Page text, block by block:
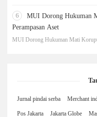
6
MUI Dorong Hukuman
Perampasan Aset
MUI Dorong Hukuman Mati
Jurnal pindai serba Merchant
Pos Jakarta Jakarta Globe